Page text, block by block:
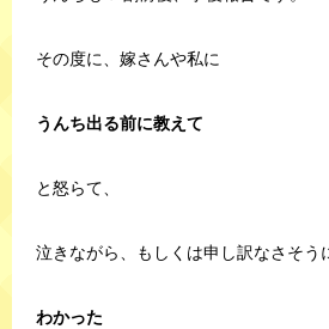
その度に、嫁さんや私に
うんち出る前に教えて
と怒らて、
泣きながら、もしくは申し訳なさそう
わかった